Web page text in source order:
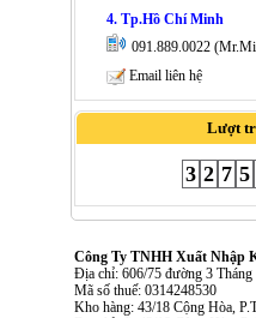
4. Tp.Hồ Chí Minh
091.889.0022
Email liên hệ
Lượt
3 2 7 5
Công Ty TNHH Xuất Nhập
Địa chỉ: 606/75 đường 3
Mã số thuế: 0314248530
Kho hàng: 43/18 Cộng Hòa,